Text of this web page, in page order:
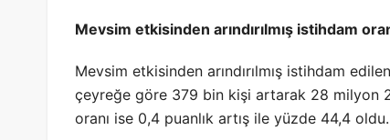
Mevsim etkisinden arındırılmış istihdam
Mevsim etkisinden arındırılmış istihdam
çeyreğe göre 379 bin kişi artarak 28 milyon
oranı ise 0,4 puanlık artış ile yüzde 44,4 oldu.